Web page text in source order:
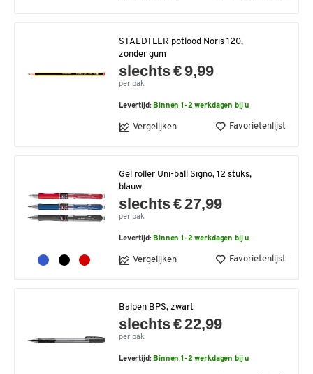
STAEDTLER potlood Noris 120,
zonder gum
slechts € 9,99
per pak
Levertijd: Binnen 1-2 werkdagen bij u
Vergelijken Favorietenlijst
Gel roller Uni-ball Signo, 12 stuks,
blauw
slechts € 27,99
per pak
Levertijd: Binnen 1-2 werkdagen bij u
Vergelijken Favorietenlijst
Balpen BPS, zwart
slechts € 22,99
per pak
Levertijd: Binnen 1-2 werkdagen bij u